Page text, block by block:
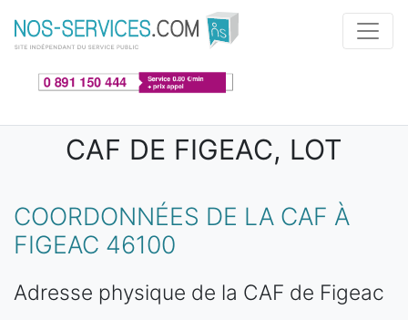
Aller au contenu principal
CAF DE FIGEAC, LOT
COORDONNÉES DE LA CAF À
FIGEAC 46100
Adresse physique de la CAF de Figeac